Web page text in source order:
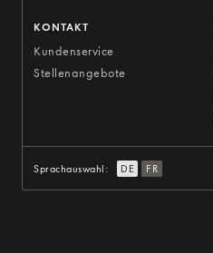
KONTAKT
Kundenservice
Stellenangebote
Sprachauswahl: DE FR